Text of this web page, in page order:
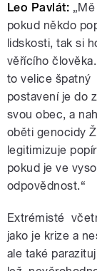
Leo Pavlát:
pokud někdo
lidskosti, tak si
věřícího
to velice špatný
postavení je do
svou obec, a
oběti genocidy
legitimizuje
pokud je ve
odpovědnost.“
Extrémisté
jako je krize a
ale také